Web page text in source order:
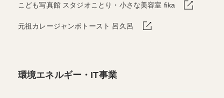
こども写真館 スタジオことり・小さな美容室 fika
元祖カレージャンボトースト 呂久呂
環境エネルギー・IT事業